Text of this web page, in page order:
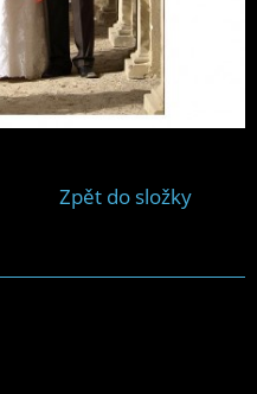
Zpět do složky